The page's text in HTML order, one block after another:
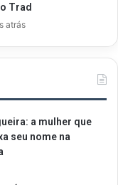
Trad
atrás
a mulher que
seu nome na